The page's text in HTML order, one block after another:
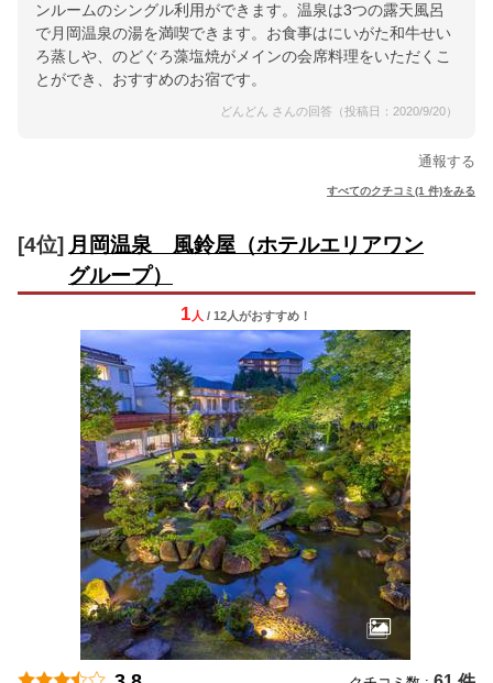
ンルームのシングル利用ができます。温泉は3つの露天風呂
で月岡温泉の湯を満喫できます。お食事はにいがた和牛せい
ろ蒸しや、のどぐろ藻塩焼がメインの会席料理をいただくこ
とができ、おすすめのお宿です。
どんどん さんの回答（投稿日：2020/9/20）
通報する
すべてのクチコミ(1 件)をみる
[4位] 月岡温泉 風鈴屋（ホテルエリアワン
グループ）
1 人 / 12人がおすすめ！